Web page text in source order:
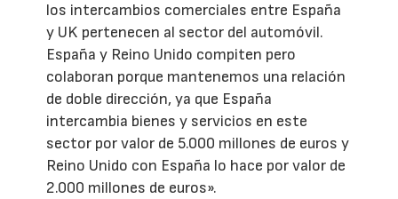
los intercambios comerciales entre España
y UK pertenecen al sector del automóvil.
España y Reino Unido compiten pero
colaboran porque mantenemos una relación
de doble dirección, ya que España
intercambia bienes y servicios en este
sector por valor de 5.000 millones de euros y
Reino Unido con España lo hace por valor de
2.000 millones de euros».